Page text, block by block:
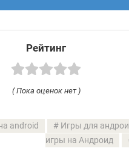
Рейтинг
( Пока оценок нет )
android Игры для
игры на Андроид